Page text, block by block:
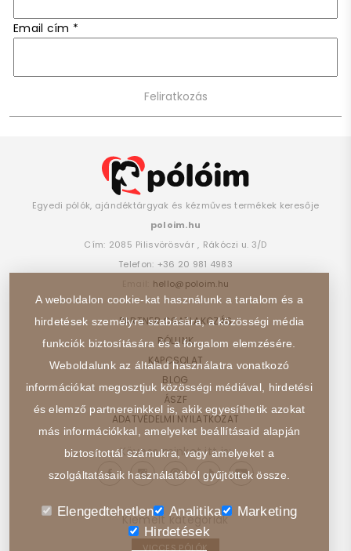
Email cím *
Egyedi pólók, ajándéktárgyak és kézműves termékek keresője
poloim.hu
Cím: 2085 Pilisvörösvár , Rákóczi u. 3/D
Telefon: +36 20 981 4983
hello@poloim.hu
PARTNER CSATLAKOZÁS
RÓLUNK
KAPCSOLAT
BLOG
ÁSZF
ADATVÉDELMI NYILATKOZAT
Kövess minket itt is:
Kiemelt kategóriák
VICCES PÓLÓK
A weboldalon cookie-kat használunk a tartalom és a
hirdetések személyre szabására, a közösségi média
funkciók biztosítására és a forgalom elemzésére.
Weboldalunk az általad használatra vonatkozó
információkat megosztjuk közösségi médiával, hirdetési
és elemző partnereinkkel is, akik egyesíthetik azokat
más információkkal, amelyeket beállításaid alapján
biztosítottál számukra, vagy amelyeket a
szolgáltatásaik használatából gyűjtöttek össze.
Elengedtehetlen Analitika
Marketing
Hirdetések